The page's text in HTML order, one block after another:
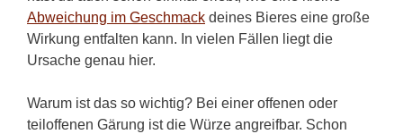
Abweichung im Geschmack deines Bieres eine große
Wirkung entfalten kann. In vielen Fällen liegt die
Ursache genau hier.
Warum ist das so wichtig? Bei einer offenen oder
teiloffenen Gärung ist die Würze angreifbar. Schon